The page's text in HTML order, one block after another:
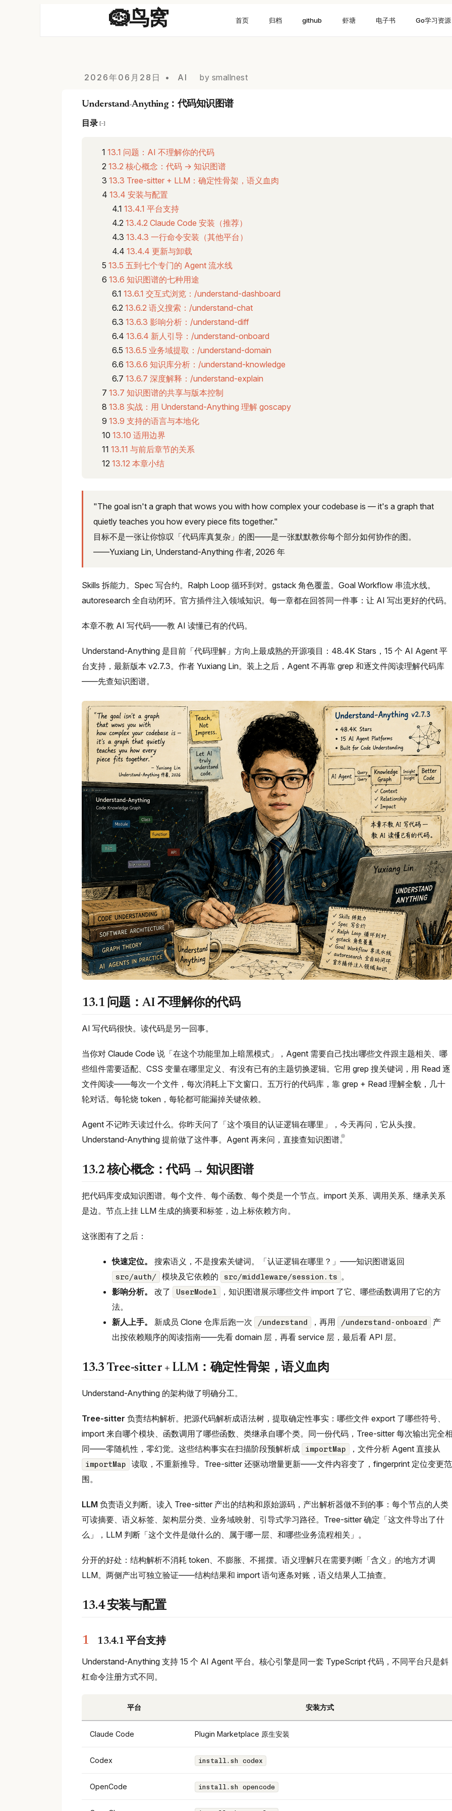
🪹鸟窝 首页 归档 github 虾塘 电子书 Go学习资源
2026年06月28日 AI by smallnest
Understand-Anything：代码知识图谱
目录 [−]
13.1 问题：AI 不理解你的代码
13.2 核心概念：代码 → 知识图谱
13.3 Tree-sitter + LLM：确定性骨架，语义血肉
13.4 安装与配置
13.4.1 平台支持
13.4.2 Claude Code 安装（推荐）
13.4.3 一行命令安装（其他平台）
13.4.4 更新与卸载
13.5 五到七个专门的 Agent 流水线
13.6 知识图谱的七种用途
13.6.1 交互式浏览：/understand-dashboard
13.6.2 语义搜索：/understand-chat
13.6.3 影响分析：/understand-diff
13.6.4 新人引导：/understand-onboard
13.6.5 业务域提取：/understand-domain
13.6.6 知识库分析：/understand-knowledge
13.6.7 深度解释：/understand-explain
13.7 知识图谱的共享与版本控制
13.8 实战：用 Understand-Anything 理解 goscapy
13.9 支持的语言与本地化
13.10 适用边界
13.11 与前后章节的关系
13.12 本章小结
"The goal isn't a graph that wows you with how complex your codebase is — it's a graph that
quietly teaches you how every piece fits together."
目标不是一张让你惊叹「代码库真复杂」的图——是一张默默教你每个部分如何协作的图。
——Yuxiang Lin, Understand-Anything 作者, 2026 年
Skills 拆能力。Spec 写合约。Ralph Loop 循环到对。gstack 角色覆盖。Goal Workflow 串流水线。
autoresearch 全自动闭环。官方插件注入领域知识。每一章都在回答同一件事：让 AI 写出更好的代码。
本章不教 AI 写代码——教 AI 读懂已有的代码。
Understand-Anything 是目前「代码理解」方向上最成熟的开源项目：48.4K Stars，15 个 AI Agent 平
台支持，最新版本 v2.7.3。作者 Yuxiang Lin。装上之后，Agent 不再靠 grep 和逐文件阅读理解代码库
——先查知识图谱。
13.1 问题：AI 不理解你的代码
AI 写代码很快。读代码是另一回事。
当你对 Claude Code 说「在这个功能里加上暗黑模式」，Agent 需要自己找出哪些文件跟主题相关、哪
些组件需要适配、CSS 变量在哪里定义、有没有已有的主题切换逻辑。它用 grep 搜关键词，用 Read 逐
文件阅读——每次一个文件，每次消耗上下文窗口。五万行的代码库，靠 grep + Read 理解全貌，几十
轮对话。每轮烧 token，每轮都可能漏掉关键依赖。
Agent 不记昨天读过什么。你昨天问了「这个项目的认证逻辑在哪里」，今天再问，它从头搜。
Understand-Anything 提前做了这件事。Agent 再来问，直接查知识图谱。
13.2 核心概念：代码 → 知识图谱
把代码库变成知识图谱。每个文件、每个函数、每个类是一个节点。import 关系、调用关系、继承关系
是边。节点上挂 LLM 生成的摘要和标签，边上标依赖方向。
这张图有了之后：
快速定位。 搜索语义，不是搜索关键词。「认证逻辑在哪里？」——知识图谱返回
src/auth/ 模块及它依赖的 src/middleware/session.ts 。
影响分析。
改了 UserModel
，知识图谱展示哪些文件 import 了它、哪些函数调用了它的方
法。
新人上手。
新成员 Clone 仓库后跑一次 /understand ，再用 /understand-onboard
产
出按依赖顺序的阅读指南——先看 domain 层，再看 service 层，最后看 API 层。
13.3 Tree-sitter + LLM：确定性骨架，语义血肉
Understand-Anything 的架构做了明确分工。
Tree-sitter 负责结构解析。把源代码解析成语法树，提取确定性事实：哪些文件 export 了哪些符号、
import 来自哪个模块、函数调用了哪些函数、类继承自哪个类。同一份代码，Tree-sitter 每次输出完全
同——零随机性，零幻觉。这些结构事实在扫描阶段预解析成
importMap ，文件分析 Agent 直接从
importMap
读取，不重新推导。Tree-sitter 还驱动增量更新——文件内容变了，fingerprint 定位变更范
围。
LLM 负责语义判断。读入 Tree-sitter 产出的结构和原始源码，产出解析器做不到的事：每个节点的人类
可读摘要、语义标签、架构层分类、业务域映射、引导式学习路径。Tree-sitter 确定「这文件导出了什
么」，LLM 判断「这个文件是做什么的、属于哪一层、和哪些业务流程相关」。
分开的好处：结构解析不消耗 token、不膨胀、不摇摆。语义理解只在需要判断「含义」的地方才调
LLM。两侧产出可独立验证——结构结果和 import 语句逐条对账，语义结果人工抽查。
13.4 安装与配置
13.4.1 平台支持
Understand-Anything 支持 15 个 AI Agent 平台。核心引擎是同一套 TypeScript 代码，不同平台只是斜
杠命令注册方式不同。
平台 安装方式
Claude Code Plugin Marketplace 原生安装
Codex install.sh codex
OpenCode install.sh opencode